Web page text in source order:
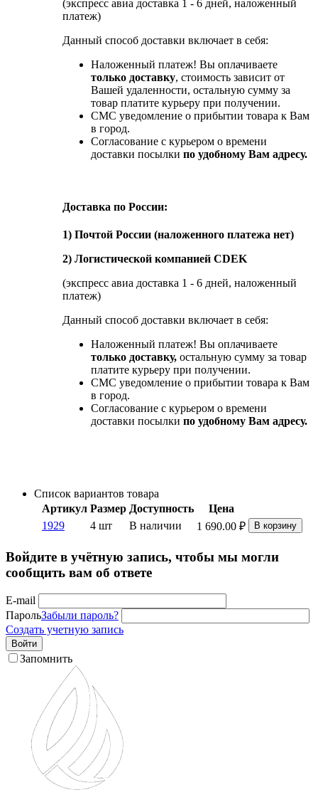
(экспресс авиа доставка 1 - 6 дней, наложенный
платеж)
Данный способ доставки включает в себя:
Наложенный платеж! Вы оплачиваете
только доставку, стоимость зависит от
Вашей удаленности, остальную сумму за
товар платите курьеру при получении.
СМС уведомление о прибытии товара к Вам
в город.
Согласование с курьером о времени
доставки посылки по удобному Вам адресу.
Доставка по России:
1) Почтой России (наложенного платежа нет)
2) Логистической компанией CDEK
(экспресс авиа доставка 1 - 6 дней, наложенный
платеж)
Данный способ доставки включает в себя:
Наложенный платеж! Вы оплачиваете
только доставку, остальную сумму за товар
платите курьеру при получении.
СМС уведомление о прибытии товара к Вам
в город.
Согласование с курьером о времени
доставки посылки по удобному Вам адресу.
Список вариантов товара
Артикул Размер Доступность
Цена
1929
4 шт В наличии 1 690.00 ₽ В корзину
Войдите в учётную запись, чтобы мы могли
сообщить вам об ответе
E-mail
ПарольЗабыли пароль?
Создать учетную запись
Войти
Запомнить